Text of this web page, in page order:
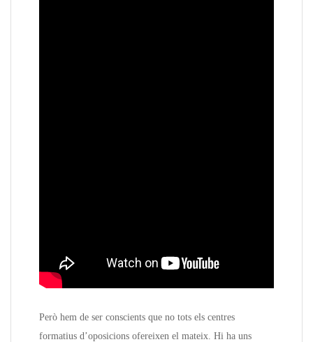
Però hem de ser conscients que no tots els centres
formatius d’oposicions ofereixen el mateix. Hi ha uns